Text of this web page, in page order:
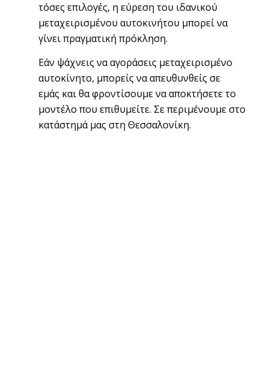
τόσες επιλογές, η εύρεση του ιδανικού
μεταχειρισμένου αυτοκινήτου μπορεί να
γίνει πραγματική πρόκληση.
Εάν ψάχνεις να αγοράσεις μεταχειρισμένο
αυτοκίνητο, μπορείς να απευθυνθείς σε
εμάς και θα φροντίσουμε να αποκτήσετε το
μοντέλο που επιθυμείτε. Σε περιμένουμε στο
κατάστημά μας στη Θεσσαλονίκη.